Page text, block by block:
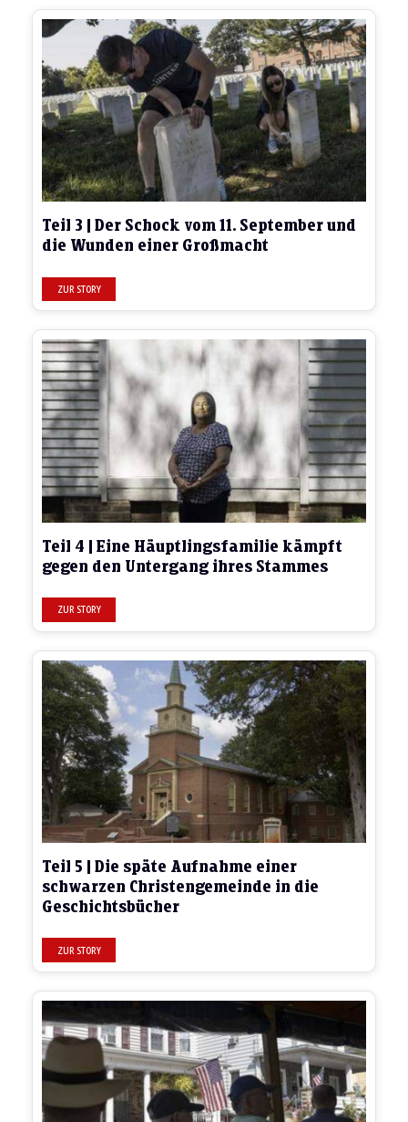
Teil 3 | Der Schock vom 11. September und
die Wunden einer Großmacht
Teil 4 | Eine Häuptlingsfamilie kämpft
gegen den Untergang ihres Stammes
Teil 5 | Die späte Aufnahme einer
schwarzen Christengemeinde in die
Geschichtsbücher